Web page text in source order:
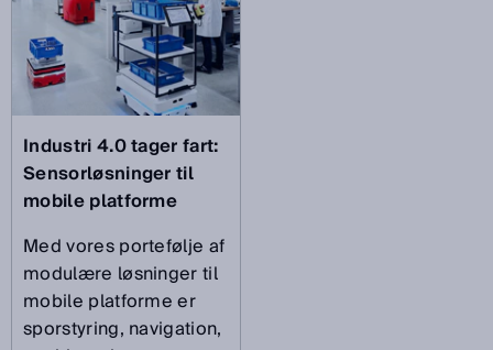
Industri 4.0 tager fart:
Sensorløsninger til
mobile platforme
Med vores portefølje af
modulære løsninger til
mobile platforme er
sporstyring, navigation,